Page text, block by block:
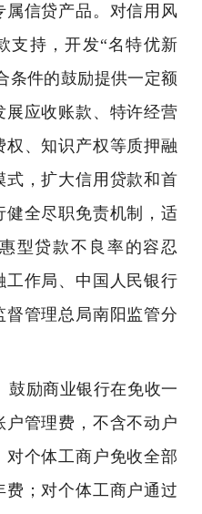
信贷产品。对信用风
支持，开发“名特优新
条件的鼓励提供一定额
展应收账款、特许经营
、知识产权等质押融
式，扩大信用贷款和首
全尽职免责机制，适
型贷款不良率的容忍
工作局、中国人民银行
管理总局南阳监管分
励商业银行在免收一
管理费，不含不动户
个体工商户免收全部
；对个体工商户通过